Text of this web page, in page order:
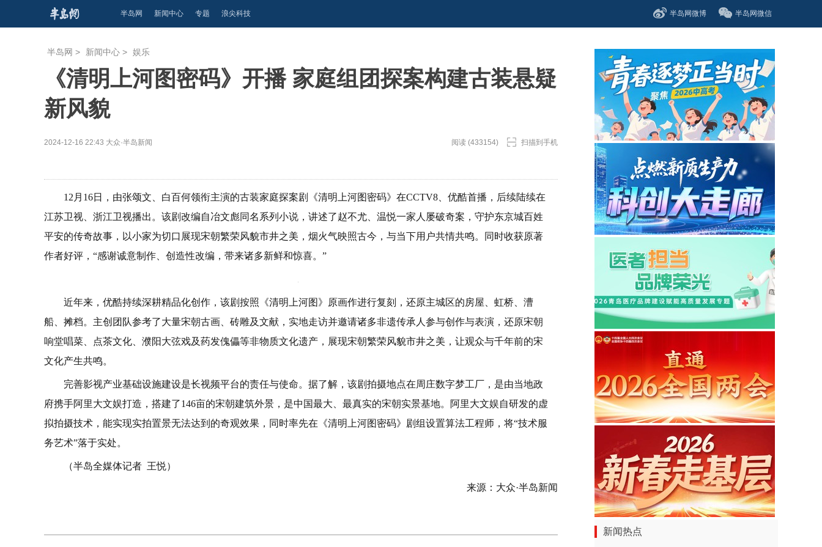
半岛网 新闻中心 专题 浪尖科技 半岛网微博 半岛网微信
半岛网 > 新闻中心 > 娱乐
《清明上河图密码》开播 家庭组团探案构建古装悬疑
新风貌
2024-12-16 22:43 大众·半岛新闻 阅读 (433154) 扫描到手机
12月16日，由张颂文、白百何领衔主演的古装家庭探案剧《清明上河图密码》在CCTV8、优酷首播，后续陆续在
江苏卫视、浙江卫视播出。该剧改编自冶文彪同名系列小说，讲述了赵不尤、温悦一家人屡破奇案，守护东京城百姓
平安的传奇故事，以小家为切口展现宋朝繁荣风貌市井之美，烟火气映照古今，与当下用户共情共鸣。同时收获原著
作者好评，“感谢诚意制作、创造性改编，带来诸多新鲜和惊喜。”
近年来，优酷持续深耕精品化创作，该剧按照《清明上河图》原画作进行复刻，还原主城区的房屋、虹桥、漕
船、摊档。主创团队参考了大量宋朝古画、砖雕及文献，实地走访并邀请诸多非遗传承人参与创作与表演，还原宋朝
响堂唱菜、点茶文化、濮阳大弦戏及药发傀儡等非物质文化遗产，展现宋朝繁荣风貌市井之美，让观众与千年前的宋
文化产生共鸣。
完善影视产业基础设施建设是长视频平台的责任与使命。据了解，该剧拍摄地点在周庄数字梦工厂，是由当地政
府携手阿里大文娱打造，搭建了146亩的宋朝建筑外景，是中国最大、最真实的宋朝实景基地。阿里大文娱自研发的虚
拟拍摄技术，能实现实拍置景无法达到的奇观效果，同时率先在《清明上河图密码》剧组设置算法工程师，将“技术服
务艺术”落于实处。
（半岛全媒体记者 王悦）
来源：大众·半岛新闻
新闻热点